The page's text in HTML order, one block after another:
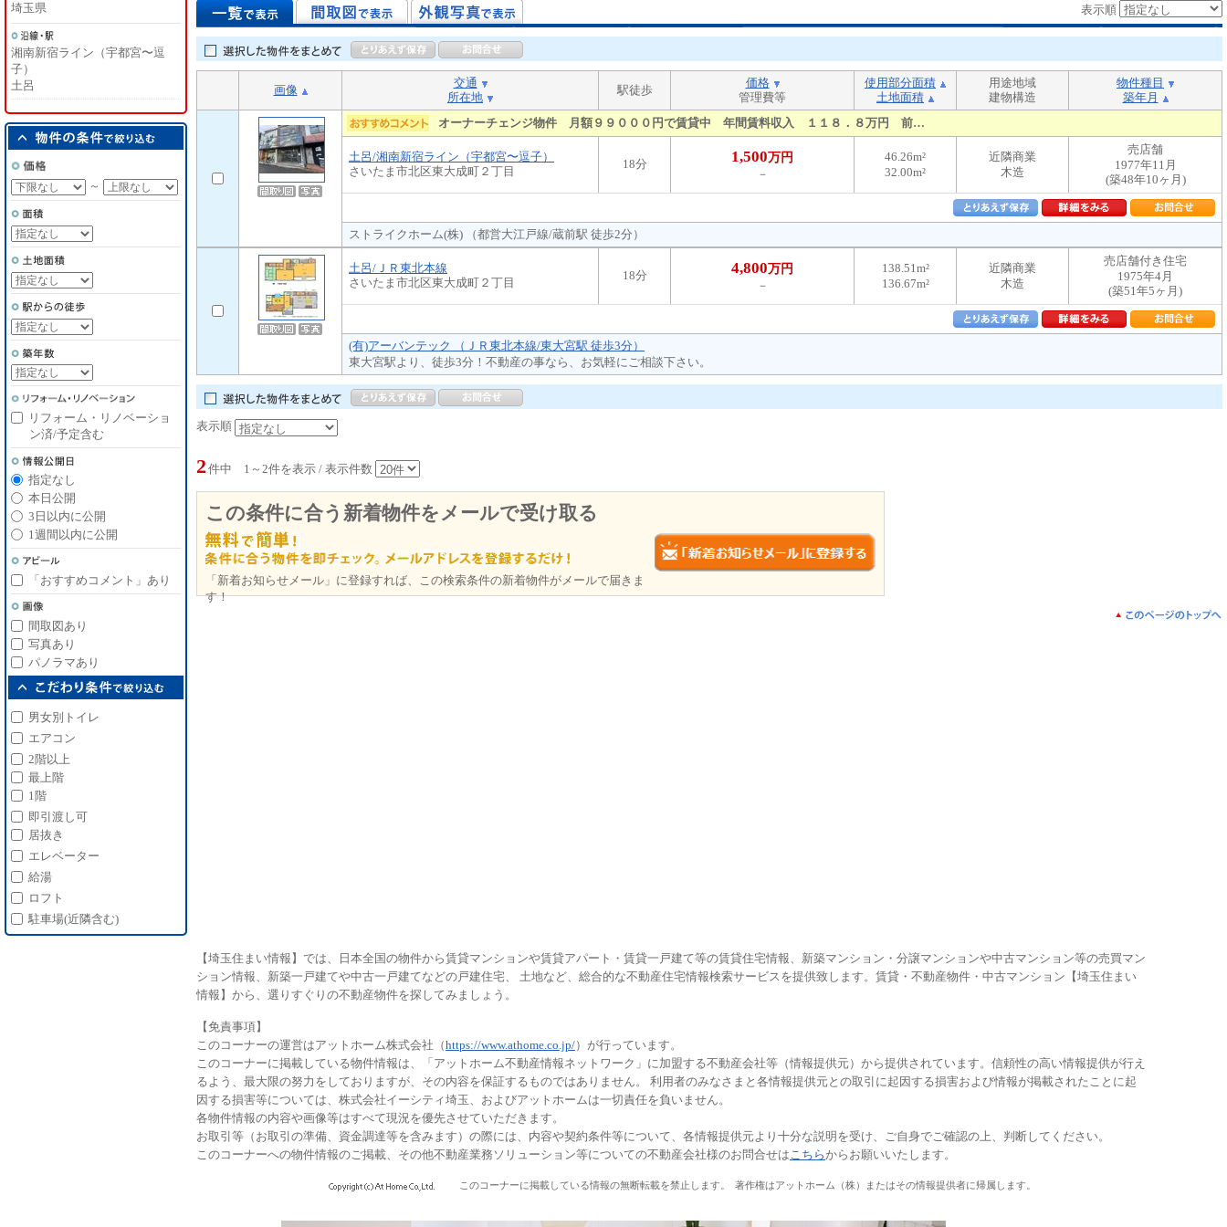
表示順
画像
交通
所在地
駅徒歩
価格
管理費等
使用部分面積
土地面積
用途地域
建物構造
物件種目
築年月
オーナーチェンジ物件 月額９９０００円で賃貸中 年間賃料収入 １１８．８万円 前…
土呂/湘南新宿ライン（宇都宮〜逗子）
さいたま市北区東大成町２丁目
18分 1,500万円
－
46.26m²
32.00m²
近隣商業
木造
売店舗
1977年11月
(築48年10ヶ月)
ストライクホーム(株) （都営大江戸線/蔵前駅 徒歩2分）
土呂/ＪＲ東北本線
さいたま市北区東大成町２丁目
18分 4,800万円
－
138.51m²
136.67m²
近隣商業
木造
売店舗付き住宅
1975年4月
(築51年5ヶ月)
(有)アーバンテック （ＪＲ東北本線/東大宮駅 徒歩3分）
東大宮駅より、徒歩3分！不動産の事なら、お気軽にご相談下さい。
表示順
2 件中 1～2件を表示 / 表示件数
この条件に合う新着物件をメールで受け取る
「新着お知らせメール」に登録すれば、この検索条件の新着物件がメールで届きま
す！
埼玉県
湘南新宿ライン（宇都宮〜逗
子）
土呂
～
リフォーム・リノベーショ
ン済/予定含む
指定なし
本日公開
3日以内に公開
1週間以内に公開
「おすすめコメント」あり
間取図あり
写真あり
パノラマあり
男女別トイレ
エアコン
2階以上
最上階
1階
即引渡し可
居抜き
エレベーター
給湯
ロフト
駐車場(近隣含む)
【埼玉住まい情報】では、日本全国の物件から賃貸マンションや賃貸アパート・賃貸一戸建て等の賃貸住宅情報、新築マンション・分譲マンションや中古マンション等の売買マン
ション情報、新築一戸建てや中古一戸建てなどの戸建住宅、 土地など、総合的な不動産住宅情報検索サービスを提供致します。賃貸・不動産物件・中古マンション【埼玉住まい
情報】から、選りすぐりの不動産物件を探してみましょう。
【免責事項】
このコーナーの運営はアットホーム株式会社（https://www.athome.co.jp/）が行っています。
このコーナーに掲載している物件情報は、「アットホーム不動産情報ネットワーク」に加盟する不動産会社等（情報提供元）から提供されています。信頼性の高い情報提供が行え
るよう、最大限の努力をしておりますが、その内容を保証するものではありません。 利用者のみなさまと各情報提供元との取引に起因する損害および情報が掲載されたことに起
因する損害等については、株式会社イーシティ埼玉、およびアットホームは一切責任を負いません。
各物件情報の内容や画像等はすべて現況を優先させていただきます。
お取引等（お取引の準備、資金調達等を含みます）の際には、内容や契約条件等について、各情報提供元より十分な説明を受け、ご自身でご確認の上、判断してください。
このコーナーへの物件情報のご掲載、その他不動産業務ソリューション等についての不動産会社様のお問合せはこちらからお願いいたします。
このコーナーに掲載している情報の無断転載を禁止します。 著作権はアットホーム（株）またはその情報提供者に帰属します。